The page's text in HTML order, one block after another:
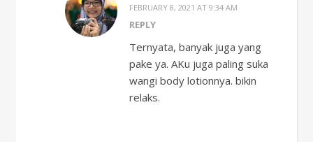
FEBRUARY 8, 2021 AT 9:34 AM
REPLY
Ternyata, banyak juga yang
pake ya. AKu juga paling suka
wangi body lotionnya. bikin
relaks.